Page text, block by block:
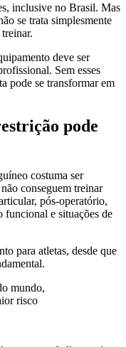
inclusive no Brasil. Mas
se trata simplesmente
deve ser
Sem esses
pode se transformar em
pode
costuma ser
conseguem treinar
pós-operatório,
funcional e situações de
para atletas, desde que
mundo,
risco